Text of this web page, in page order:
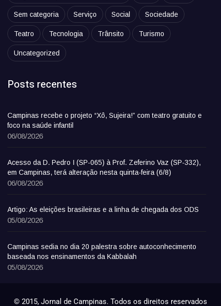
Sem categoria Serviço Social Sociedade
Teatro Tecnologia Trânsito Turismo
Uncategorized
Posts recentes
Campinas recebe o projeto “Xô, Sujeira!” com teatro gratuito e
foco na saúde infantil
06/08/2026
Acesso da D. Pedro I (SP-065) à Prof. Zeferino Vaz (SP-332),
em Campinas, terá alteração nesta quinta-feira (6/8)
06/08/2026
Artigo: As eleições brasileiras e a linha de chegada dos ODS
05/08/2026
Campinas sedia no dia 20 palestra sobre autoconhecimento
baseada nos ensinamentos da Kabbalah
05/08/2026
© 2015, Jornal de Campinas. Todos os direitos reservados